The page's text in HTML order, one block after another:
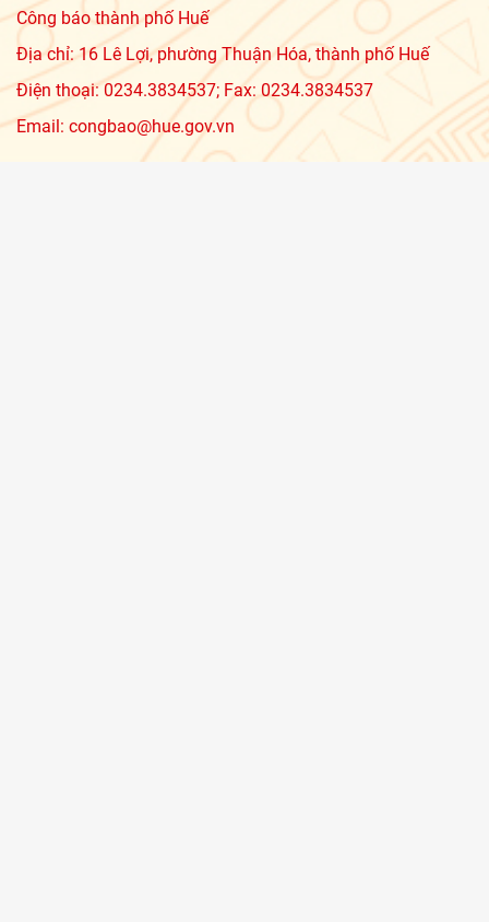
Công báo thành phố Huế
Địa chỉ: 16 Lê Lợi, phường Thuận Hóa, thành phố Huế
Điện thoại: 0234.3834537; Fax: 0234.3834537
Email: congbao@hue.gov.vn